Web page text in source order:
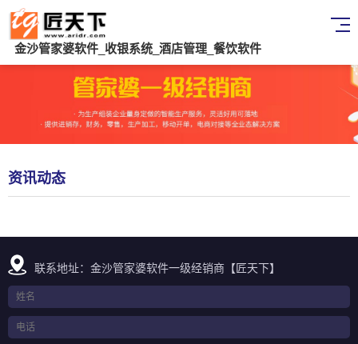
金沙管家婆软件_收银系统_酒店管理_餐饮软件
资讯动态
联系地址：金沙管家婆软件一级经销商【匠天下】